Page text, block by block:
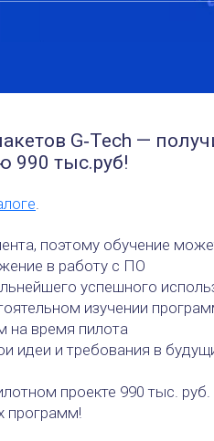
G‑Tech —
990 тыс.руб!
поэтому обучение
в работу с ПО
успешного
изучении
на время пилота
идеи и требования в
проекте 990 тыс.
программ!